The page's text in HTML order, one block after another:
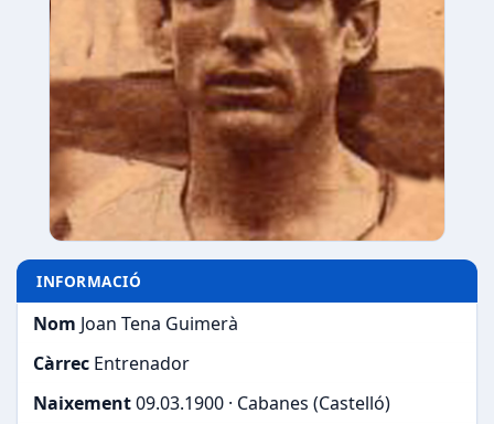
INFORMACIÓ
Nom Joan Tena Guimerà
Càrrec Entrenador
Naixement09.03.1900 · Cabanes (Castelló)